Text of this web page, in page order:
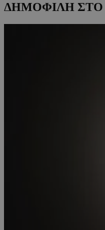
ΔΗΜΟΦΙΛΗ ΣΤΟ